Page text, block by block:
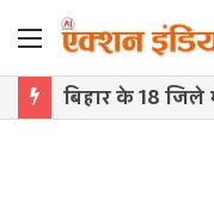
Menu